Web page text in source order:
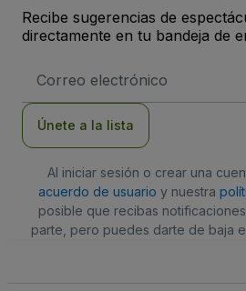
Recibe sugerencias de
directamente en tu bandeja de
de
Únete a la lista
Al iniciar sesión o crear una
acuerdo de usuario y nuestra
posible que recibas
parte, pero puedes darte de baja